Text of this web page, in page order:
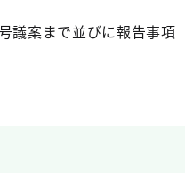
議案まで並びに報告事項